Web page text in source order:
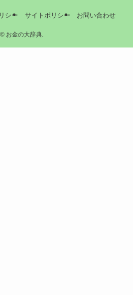
シー サイトポリシー お問い合わせ
©お金の大辞典.